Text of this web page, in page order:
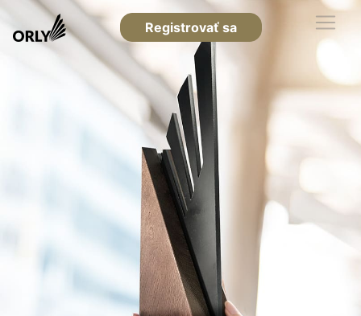
Registrovať sa